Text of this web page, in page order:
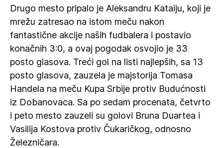
Drugo mesto pripalo je Aleksandru Kataiju, koji je
mrežu zatresao na istom meču nakon
fantastične akcije naših fudbalera i postavio
konačnih 3:0, a ovaj pogodak osvojio je 33
posto glasova. Treći gol na listi najlepših, sa 13
posto glasova, zauzela je majstorija Tomasa
Handela na meču Kupa Srbije protiv Budućnosti
iz Dobanovaca. Sa po sedam procenata, četvrto
i peto mesto zauzeli su golovi Bruna Duartea i
Vasilija Kostova protiv Čukaričkog, odnosno
Železničara.